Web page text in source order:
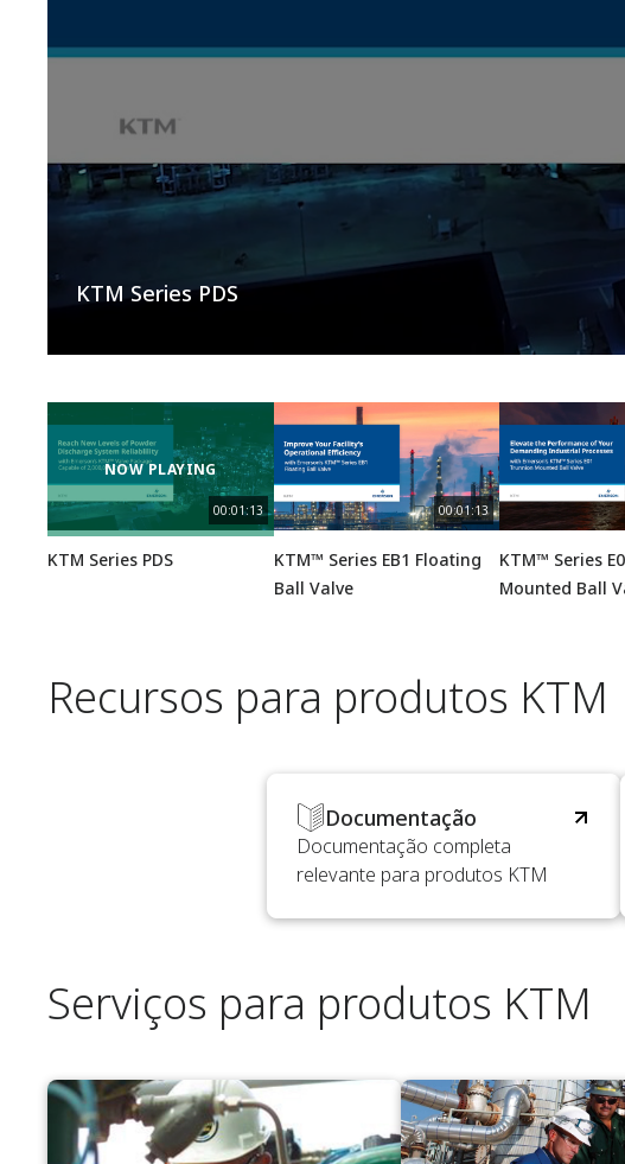
KTM Series PDS
NOW PLAYING
00:01:13
KTM Series PDS
00:01:13
KTM™ Series EB1 Floating
Ball Valve
KTM™ Series
Mounted Ball
Recursos para produtos KTM
Documentação
Documentação completa
relevante para produtos KTM
Serviços para produtos KTM